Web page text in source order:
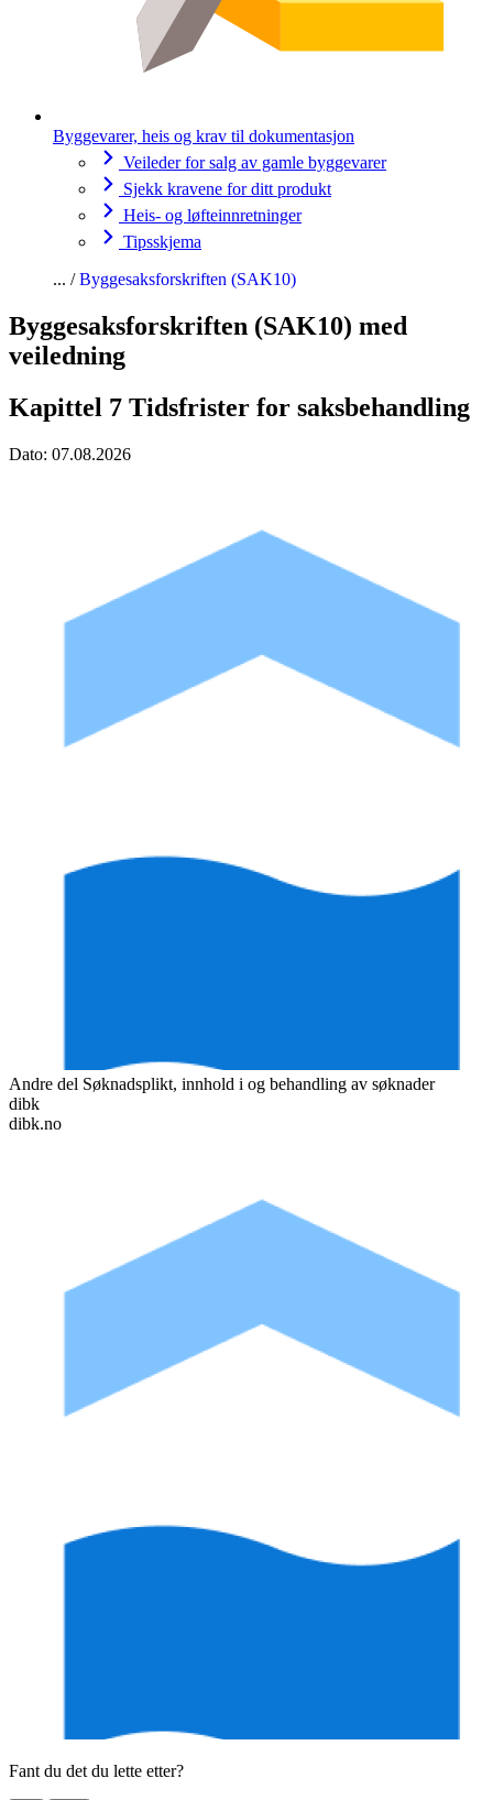
Byggevarer, heis og krav til dokumentasjon
Veileder for salg av gamle byggevarer
Sjekk kravene for ditt produkt
Heis- og løfteinnretninger
Tipsskjema
Byggesaksforskriften (SAK10)
Byggesaksforskriften (SAK10) med
veiledning
Kapittel 7 Tidsfrister for saksbehandling
Dato: 07.08.2026
Andre del Søknadsplikt, innhold i og behandling av søknader
dibk
dibk.no
Fant du det du lette etter?